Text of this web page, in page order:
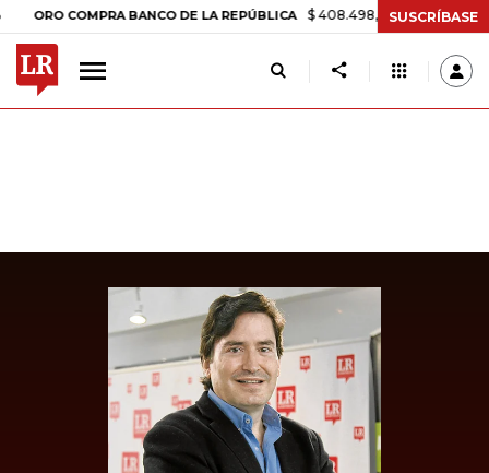
COMPRA BANCO DE LA REPÚBLICA $ 408.498,97 +$ 8.753,81 +2,19%
SUSCRÍBASE